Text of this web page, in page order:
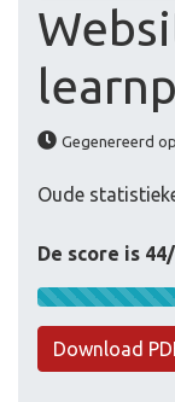
Gegenereerd
Oude
De score is
Download